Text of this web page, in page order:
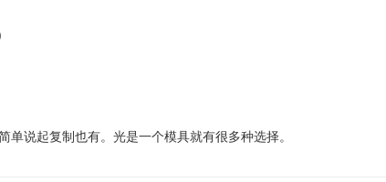
说起复制也有。光是一个模具就有很多种选择。